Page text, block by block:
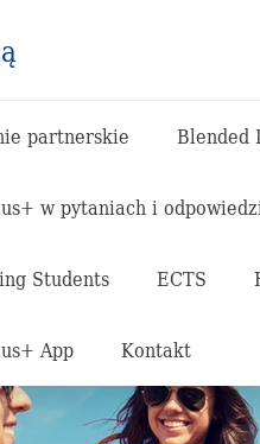
partnerskie Blended
w pytaniach i
Students ECTS
App Kontakt